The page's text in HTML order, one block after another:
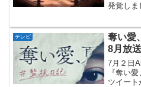
発覚しま
99人の
送されて
テレビ
奪い愛
8月放
7月２日
『奪い
ツイート